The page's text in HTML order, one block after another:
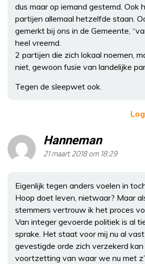
dus maar op iemand gestemd. Ook
partijen allemaal hetzelfde staan.
gemerkt bij ons in de Gemeente,
heel vreemd.
2 partijen die zich lokaal noemen,
niet, gewoon fusie van landelijke
Tegen de sleepwet ook.
Hanneman
21 maart 2018 om 18:29
Eigenlijk tegen anders voelen in
Hoop doet leven, nietwaar? Maar
stemmers vertrouw ik het proces
Van integer gevoerde politiek is al
sprake. Het staat voor mij nu al
gevestigde orde zich verzekerd
voortzetting van waar we nu met